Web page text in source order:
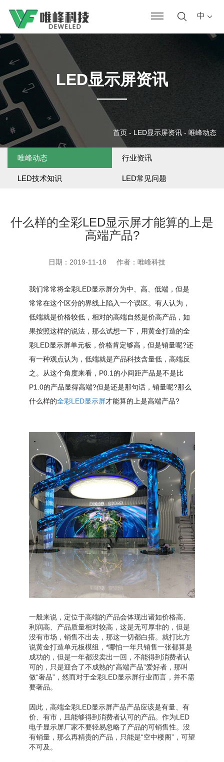
中
LED显示屏资讯
首页 - LED显示屏资讯 - 唯峰动态
唯峰动态 行业资讯
LED技术知识 LED常见问题
什么样的全彩LED显示屏才能算的上是
高端产品?
日期：2019-11-18 作者：唯峰科技
我们常常将全彩LED显示屏分为中、高、低端，但是
常常在这个区分的界线上陷入一个误区。有人认为，
低端就是价格较低，相对的高端自然是价高产品，如
果按照这样的说法，那么试想一下，用黄金打造的全
彩LED显示屏单元板，价格肯定够高，但是销量呢?还
有一种观点认为，低端就是产品科技含量低，高端反
之。从这个角度来看，P0.1的小间距产品是不是比
P1.0的产品显得高端?但是还是那句话，销量呢?那么
什么样的全彩LED显示屏才能算的上是高端产品?
一般来说，定位于高端的产品会体现出诸如价格高、
利润高、产品质量相对较高，这是无可厚非的，但是
没有市场，销售不出去，那这一切都白搭。就打比方
说黄金打造单元板模组，*哪怕一年只销售一张都算是
成功的，但是一年都没卖出一回，不能得到消费者认
可的，只是迎合了不成熟的“高端产品”爱好者，那叫
做“奢品”，然而对于全彩LED显示屏行业而言，并不需
要奢品。
因此，高端全彩LED显示屏产品产品应该是有量、有
价、有市，且能够得到消费者认可的产品。作为LED
电子显示屏厂家不要轻易忽略了产品的可销售性。没
有销量，那么再精贵的产品，只能是“空中楼阁”，可望
不可及。